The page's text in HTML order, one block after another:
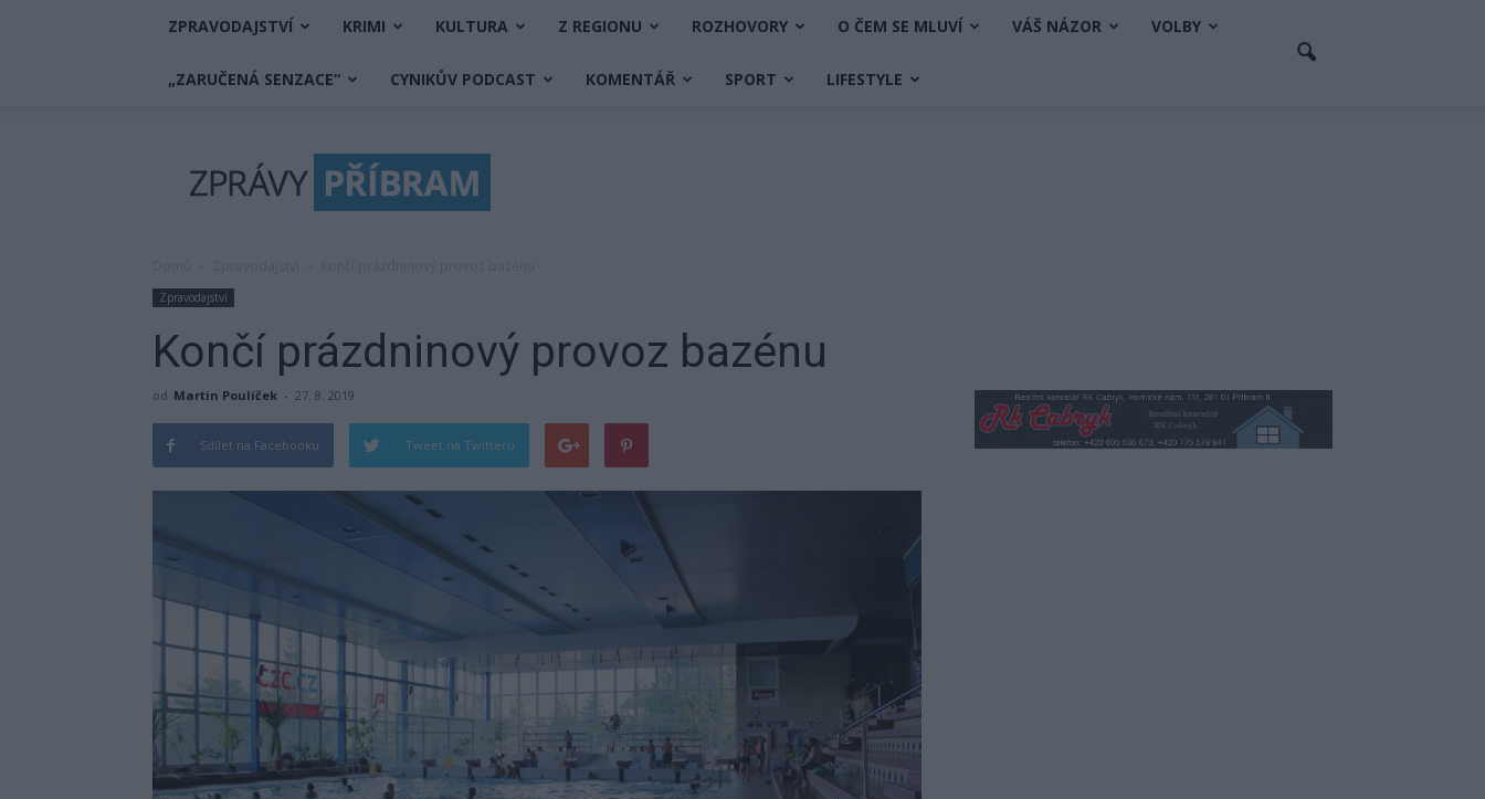
ZPRAVODAJSTVÍ KRIMI KULTURA Z REGIONU ROZHOVORY O ČEM SE MLUVÍ VÁŠ NÁZOR VOLBY
„ZARUČENÁ SENZACE“ CYNIKŮV PODCAST KOMENTÁŘ SPORT LIFESTYLE
Příbram
Zpravodajství
Končí prázdninový provoz bazénu
od Martin Poulíček - 27. 8. 2019
Sdílet na Facebooku Tweet na Twitteru